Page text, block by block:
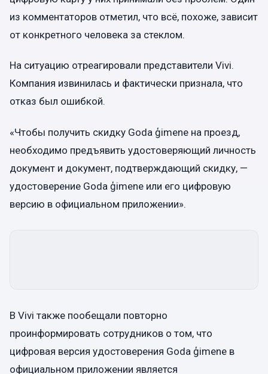
из комментаторов отметил, что всё, похоже, зависит
от конкретного человека за стеклом.
На ситуацию отреагировали представители Vivi.
Компания извинилась и фактически признала, что
отказ был ошибкой.
«Чтобы получить скидку Goda ģimene на проезд,
необходимо предъявить удостоверяющий личность
документ и документ, подтверждающий скидку, —
удостоверение Goda ģimene или его цифровую
версию в официальном приложении».
В Vivi также пообещали повторно
проинформировать сотрудников о том, что
цифровая версия удостоверения Goda ģimene в
официальном приложении является